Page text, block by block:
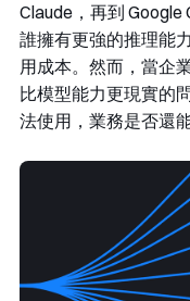
Claude，再到 Google
誰擁有更強的推理能
用成本。然而，當企
比模型能力更現實的
法使用，業務是否還